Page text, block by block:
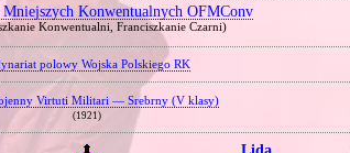
Konwentualnych OFMConv
Konwentualni, Franciszkanie Czarni)
polowy Wojska Polskiego RK
Virtuti Militari — Srebrny (V klasy)
(1921)